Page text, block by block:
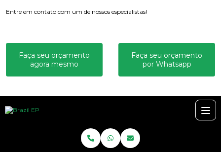
Entre em contato com um de nossos especialistas!
Faça seu orçamento
agora mesmo
Faça seu orçamento
por Whatsapp